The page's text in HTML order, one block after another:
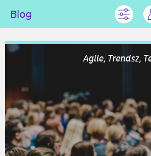
Blog
Agile, Trendsz,